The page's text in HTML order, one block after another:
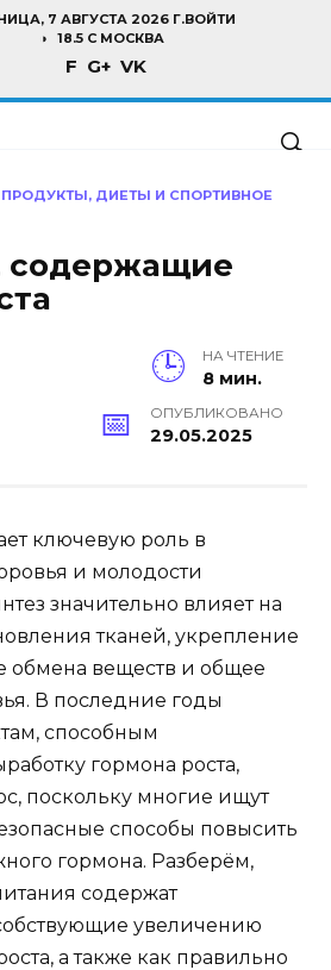
7 АВГУСТА 2026 Г.ВОЙТИ
18.5 C МОСКВА
F G+ VK
ПРОДУКТЫ, ДИЕТЫ И СПОРТИВНОЕ
содержащие
НА ЧТЕНИЕ
8 мин.
ОПУБЛИКОВАНО
29.05.2025
ключевую роль в
и молодости
значительно влияет на
тканей, укрепление
веществ и общее
В последние годы
способным
гормона роста,
поскольку многие ищут
способы повысить
гормона. Разберём,
содержат
увеличению
а также как правильно